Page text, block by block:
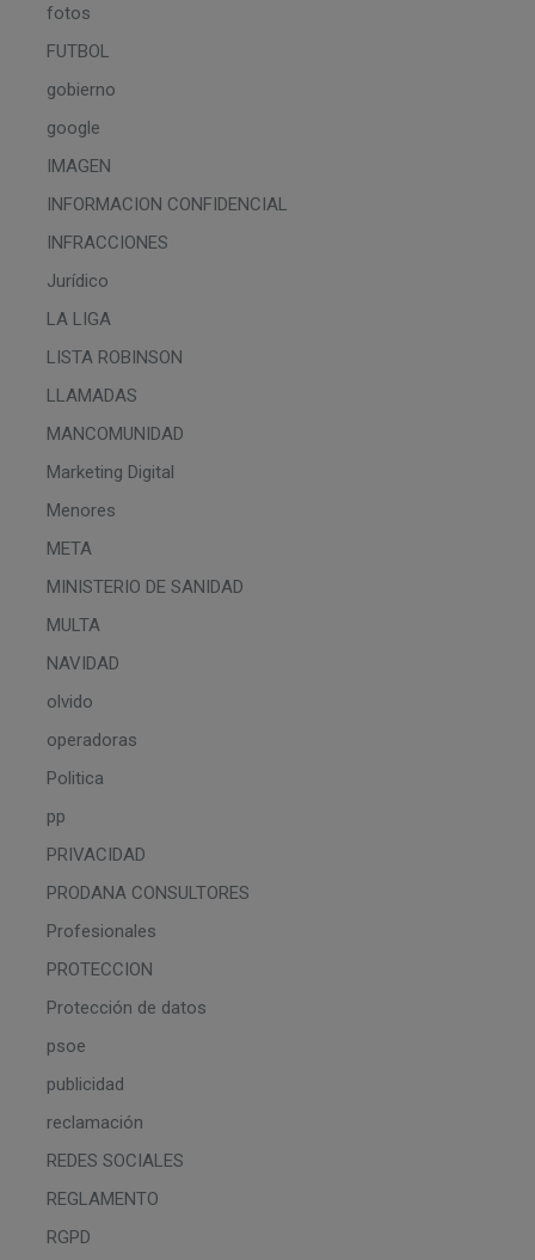
fotos
FUTBOL
gobierno
google
IMAGEN
INFORMACION CONFIDENCIAL
INFRACCIONES
Jurídico
LA LIGA
LISTA ROBINSON
LLAMADAS
MANCOMUNIDAD
Marketing Digital
Menores
META
MINISTERIO DE SANIDAD
MULTA
NAVIDAD
olvido
operadoras
Politica
pp
PRIVACIDAD
PRODANA CONSULTORES
Profesionales
PROTECCION
Protección de datos
psoe
publicidad
reclamación
REDES SOCIALES
REGLAMENTO
RGPD